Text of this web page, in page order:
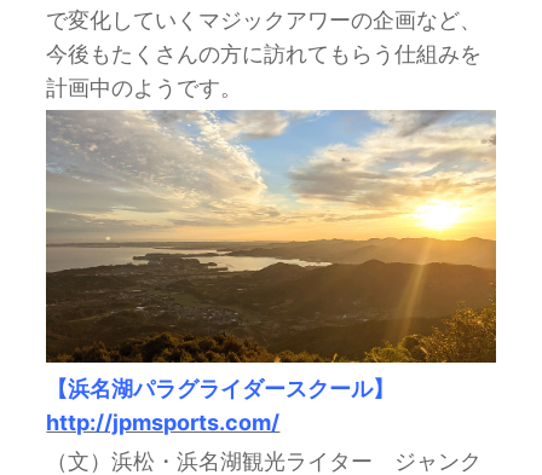
で変化していくマジックアワーの企画など、
今後もたくさんの方に訪れてもらう仕組みを
計画中のようです。
【浜名湖パラグライダースクール】
http://jpmsports.com/
（文）浜松・浜名湖観光ライター ジャンク